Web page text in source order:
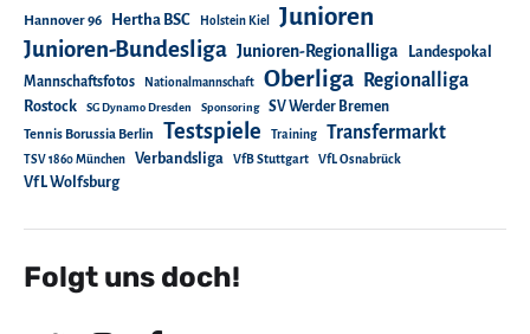
Hannover 96 Hertha BSC Holstein Kiel Junioren
Junioren-Bundesliga Junioren-Regionalliga
Landespokal
Mannschaftsfotos
Nationalmannschaft Oberliga Regionalliga
Rostock SG Dynamo Dresden Sponsoring SV Werder Bremen
Tennis Borussia Berlin Testspiele Training Transfermarkt
TSV 1860 München Verbandsliga VfB Stuttgart VfL Osnabrück
VfL Wolfsburg
Folgt uns doch!